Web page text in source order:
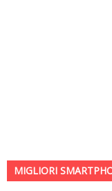
MIGLIORI